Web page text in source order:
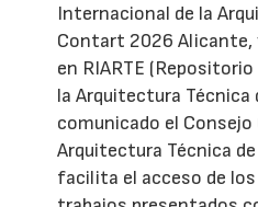
Internacional de la
Contart 2026 Alicante,
en RIARTE
la Arquitectura Técnica
comunicado el Consejo
Arquitectura Técnica de
facilita el acceso de